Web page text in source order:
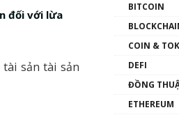
đối với lừa
sản tài sản
BITCOIN
COIN &
DEFI
ĐỒNG
ETHEREUM